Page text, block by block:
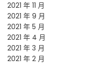
2021 年 11 月
2021 年 9 月
2021 年 5 月
2021 年 4 月
2021 年 3 月
2021 年 2 月